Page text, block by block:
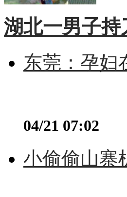
湖北一男子
东莞：孕妇
04/21 07:02
小偷偷山寨